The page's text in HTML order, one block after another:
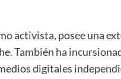
activista, posee una
También ha
digitales